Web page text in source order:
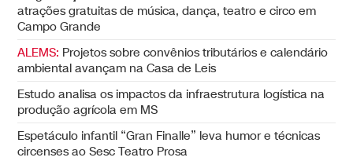
atrações gratuitas de música, dança, teatro e circo em
Campo Grande
ALEMS: Projetos sobre convênios tributários e calendário
ambiental avançam na Casa de Leis
Estudo analisa os impactos da infraestrutura logística na
produção agrícola em MS
Espetáculo infantil “Gran Finalle” leva humor e técnicas
circenses ao Sesc Teatro Prosa